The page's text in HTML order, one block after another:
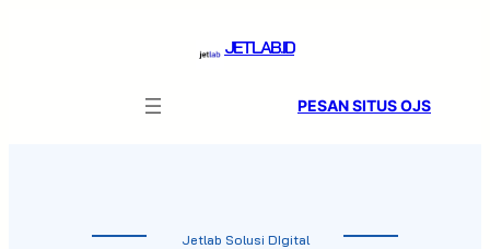
JETLAB.ID
PESAN SITUS OJS
Jetlab Solusi DIgital